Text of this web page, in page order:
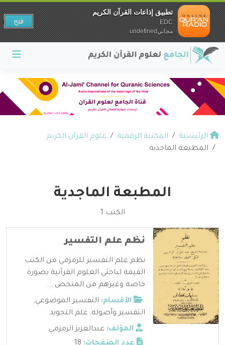
الرئيسية المكتبة الرقمية
علوم القرآن الكريم
المطبعة الماجدية
المطبعة الماجدية
الكتب 1
نظم علم التفسير
نظم علم التفسير للزمزمي من الكتب
القيمة لباحثي العلوم القرآنية بصورة
خاصة وغيرهم من المتخص ...
الأقسام: التفسير الموضوعي,
التفسير وأصوله, علم التجويد
المؤلف: عبدالعزيز الزمزمي
تطبيق إذاعات القرآن الكريم
EDC
مجانيundefined
فتح